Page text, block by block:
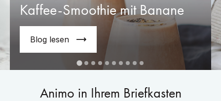
Kaffee-Smoothie mit Banane
Blog lesen
Animo in Ihrem Briefkasten